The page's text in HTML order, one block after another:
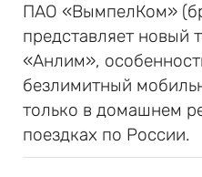
ПАО «ВымпелКом»
представляет новый
«Анлим»,
безлимитный
только в домашнем
поездках по России.